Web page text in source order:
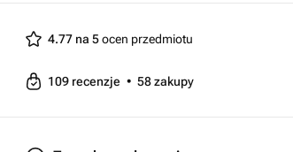
4.77 na 5ocen przedmiotu
109 recenzje • 58zakupy